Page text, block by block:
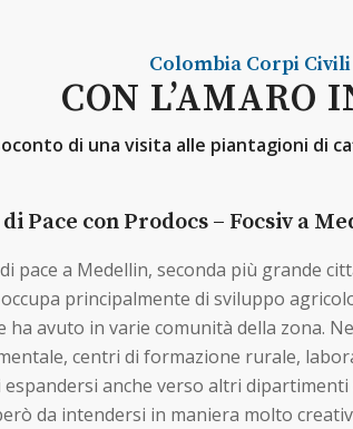
Colombia Corpi Civili
CON L’AMARO
di una visita alle piantagioni di
Pace con Prodocs – Focsiv a
pace a Medellin, seconda più grande
occupa principalmente di sviluppo
ha avuto in varie comunità della
centri di formazione rurale,
anche verso altri
da intendersi in maniera molto